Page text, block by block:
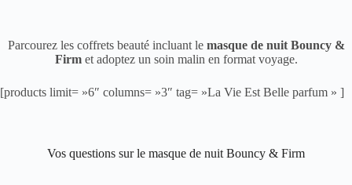
Parcourez les coffrets beauté incluant le masque de nuit Bouncy &
Firm et adoptez un soin malin en format voyage.
[products limit= »6″ columns= »3″ tag= »La Vie Est Belle parfum » ]
Vos questions sur le masque de nuit Bouncy & Firm